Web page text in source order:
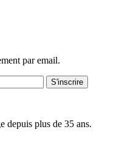
par email.
S'inscrire
depuis plus de 35 ans.